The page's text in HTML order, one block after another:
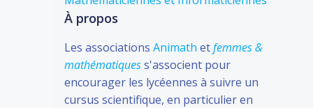
À propos
Les associations Animath etfemmes &
mathématiquess'associent pour
encourager les lycéennes à suivre un
cursus scientifique, en particulier en